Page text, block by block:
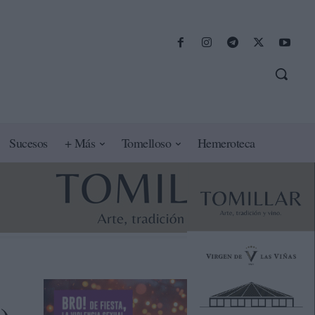
Sucesos + Más Tomelloso Hemeroteca